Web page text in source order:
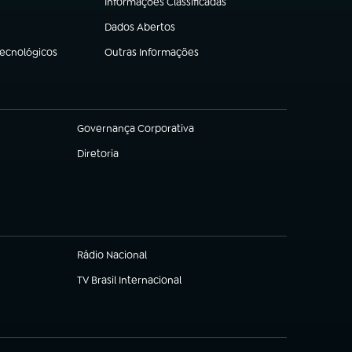
(abre em nova aba)
Dados Abertos
(abre em nova aba)
Outras Informações
(abre em nova aba)
Governança Corporativa
(abre em nova aba)
Diretoria
(abre em nova aba)
Rádio Nacional
TV Brasil Internacional
(abre em nova aba)